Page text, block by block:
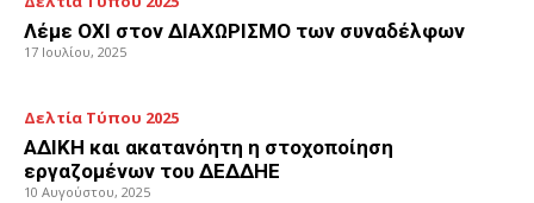
Λέμε ΟΧΙ στον ΔΙΑΧΩΡΙΣΜΟ των συναδέλφων
17 Ιουλίου, 2025
Δελτία Τύπου 2025
ΑΔΙΚΗ και ακατανόητη η στοχοποίηση
εργαζομένων του ΔΕΔΔΗΕ
10 Αυγούστου, 2025